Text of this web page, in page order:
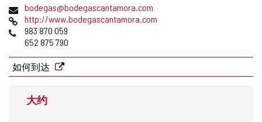
地
址
电
子
邮
址
bodegas@bodegascantamora.com
网
页
http://www.bodegascantamora.com
电
983 870 059
652 875 790
如何到达
大约